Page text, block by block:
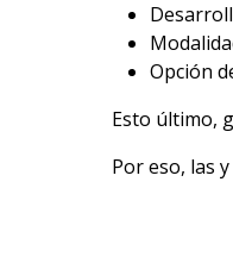
Opción
Esto último,
Por eso, las